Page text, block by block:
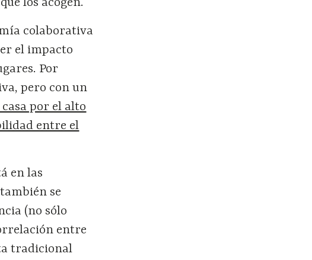
colaborativa
el impacto
Por
pero con un
por el alto
entre el
en las
se
(no sólo
entre
tradicional